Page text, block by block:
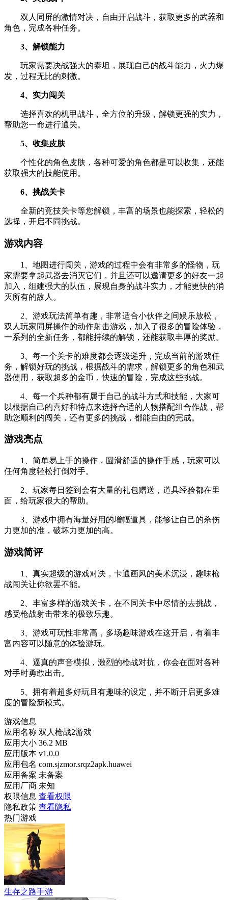
双人同屏的激情对决，自由开启战斗，获取更多的武器和
角色，完成各种任务。
3、解锁能力
玩家需要决战强大的泰坦，展现自己的战斗能力，火力爆
发，过程无比的刺激。
4、实力闯关
选择喜欢的机甲战斗，全方位的升级，解锁更强的实力，
帮助您一命进行通关。
5、收集皮肤
个性化的角色皮肤，各种可爱的角色都是可以收集，还能
获取强大的技能使用。
6、挑战关卡
全新的竞技关卡等您解锁，丰富的场景也能探索，轻松的
选择，开启不同挑战。
游戏内容
1、地图进行闯关，游戏的过程中会有非常多的怪物，玩
家需要拿起武器去消灭它们，并且还可以邀请更多的好友一起
加入，组建强大的队伍，展现自身的战斗实力，才能更快的消
灭所有的敌人。
2、游戏玩法简单有趣，非常适合小伙伴之间娱乐放松，
双人玩家同屏操作的动作射击游戏，加入了很多的冒险体验，
一系列的全新任务，都能持续的解锁，还能获取丰厚的奖励。
3、每一个关卡的难度都会逐级递升，完成当前的游戏任
务，解锁好玩的挑战，根据战斗的需求，解锁更多的角色和武
器使用，获取超多的金币，快速的冒险，完成这些挑战。
4、每一个兵种都有属于自己的战斗方式和技能，大家可
以根据自己的喜好和特点来选择合适的人物搭配组合作战，帮
助您顺利的闯关，还有更多的挑战，都能自由的完成。
游戏亮点
1、简单易上手的操作，圆滑舒适的操作手感，玩家可以
任何角度轻松打倒对手。
2、玩家每日签到会有大量的礼包赠送，道具经验都在里
面，给玩家很大的帮助。
3、游戏中拥有海量好用的增幅道具，能够让自己的杀伤
力更加的准，破坏力更加的高。
游戏简评
1、真实超级的游戏对决，卡通画风的美术沉浸，趣味枪
战闯关让你欲罢不能。
2、丰富多样的游戏关卡，在不同关卡中尽情的去挑战，
感受枪战射击带来的极致乐趣。
3、游戏可玩性非常高，多场趣味游戏在这开启，有着丰
富内容可以随意的体验游玩。
4、逼真的声音模拟，激烈的枪战对抗，你会在面对各种
对手时勇敢出击。
5、拥有着超多好玩且有趣味的设定，并不断开启更多难
度的冒险新模式。
游戏信息
应用名称 双人枪战2游戏
应用大小 36.2 MB
应用版本 v1.0.0
应用包名 com.sjzmor.srqz2apk.huawei
应用备案 未备案
应用厂商 未知
权限信息 查看权限
隐私政策 查看隐私
热门游戏
生存之路手游